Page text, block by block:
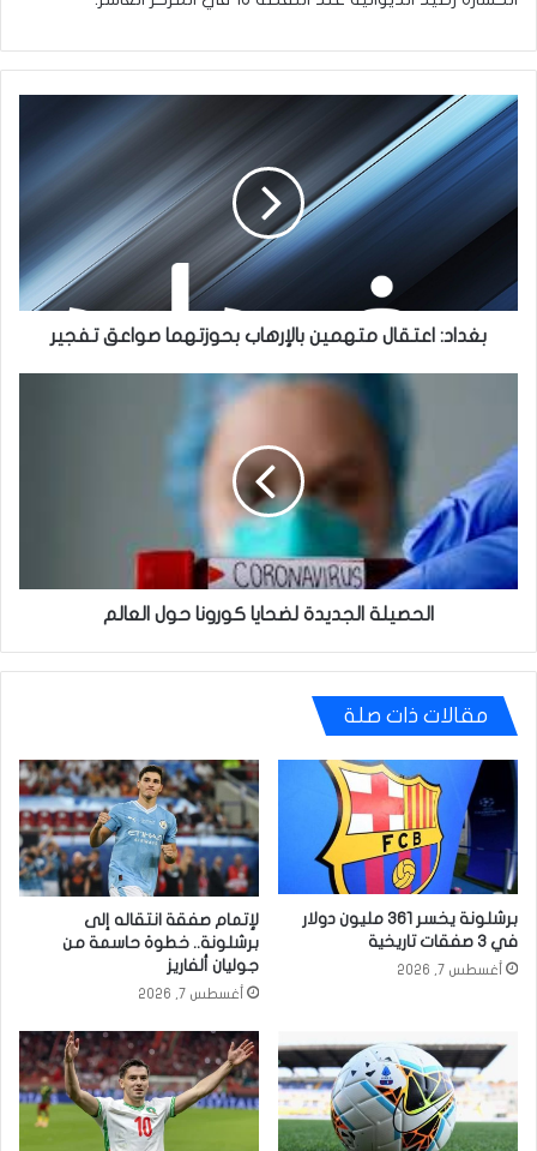
بغداد:
اعتقال
متهمين
بالإرهاب
بحوزتهما
صواعق
بغداد: اعتقال متهمين بالإرهاب بحوزتهما صواعق تفجير
كورونا
حول
العالم
الحصيلة الجديدة لضحايا كورونا حول العالم
مقالات ذات صلة
برشلونة يخسر 361 مليون دولار
في 3 صفقات تاريخية
أغسطس 7, 2026
لإتمام صفقة انتقاله إلى
برشلونة.. خطوة حاسمة من
جوليان ألفاريز
أغسطس 7, 2026